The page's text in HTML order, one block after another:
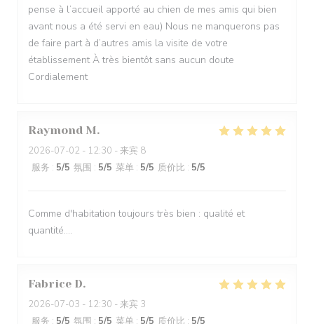
pense à l’accueil apporté au chien de mes amis qui bien
avant nous a été servi en eau) Nous ne manquerons pas
de faire part à d’autres amis la visite de votre
établissement À très bientôt sans aucun doute
Cordialement
Raymond M
2026-07-02 - 12:30 - 来宾 8
服务 : 5/5 氛围 : 5/5 菜单 : 5/5 质价比 : 5/5
Comme d'habitation toujours très bien : qualité et
quantité....
Fabrice D
2026-07-03 - 12:30 - 来宾 3
服务 : 5/5 氛围 : 5/5 菜单 : 5/5 质价比 : 5/5